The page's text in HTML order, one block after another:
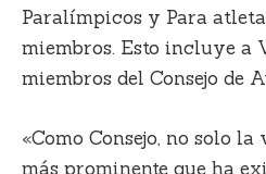
Paralímpicos y Para
miembros. Esto incluye a
miembros del Consejo de
«Como Consejo, no solo
más prominente que ha